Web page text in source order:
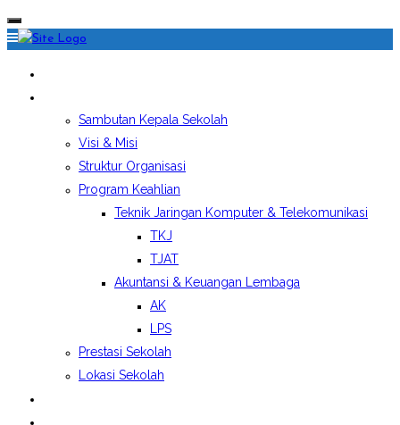
Sambutan Kepala Sekolah
Visi & Misi
Struktur Organisasi
Program Keahlian
Teknik Jaringan Komputer & Telekomunikasi
TKJ
TJAT
Akuntansi & Keuangan Lembaga
AK
LPS
Prestasi Sekolah
Lokasi Sekolah